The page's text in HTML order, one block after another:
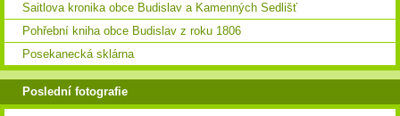
Saitlova kronika obce Budislav a Kamenných Sedlišť
Pohřební kniha obce Budislav z roku 1806
Posekanecká sklárna
Poslední fotografie